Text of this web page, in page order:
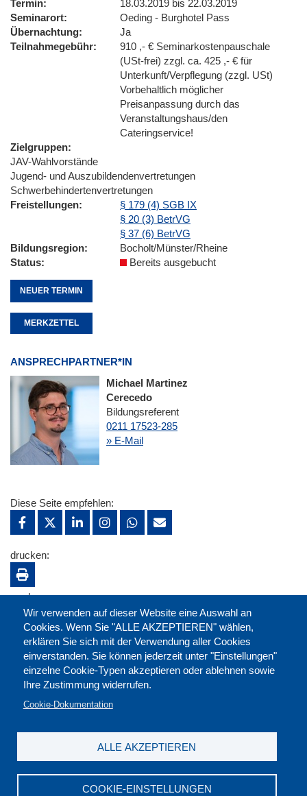
Termin
18.03.2019 bis 22.03.2019
Seminarort
Oeding - Burghotel Pass
Übernachtung
Ja
Teilnahmegebühr
910 ,- € Seminarkostenpauschale
(USt-frei) zzgl. ca. 425 ,- € für
Unterkunft/Verpflegung (zzgl. USt)
Vorbehaltlich möglicher
Preisanpassung durch das
Veranstaltungshaus/den
Cateringservice!
Zielgruppen
JAV-Wahlvorstände
Jugend- und Auszubildendenvertretungen
Schwerbehindertenvertretungen
Freistellungen
§ 179 (4) SGB IX
§ 20 (3) BetrVG
§ 37 (6) BetrVG
Bildungsregion
Bocholt/Münster/Rheine
Status
Bereits ausgebucht
NEUER TERMIN
MERKZETTEL
ANSPRECHPARTNER*IN
Michael Martinez
Cerecedo
Bildungsreferent
0211 17523-285
» E-Mail
Wir verwenden auf dieser Website eine Auswahl an
Cookies. Wenn Sie "ALLE AKZEPTIEREN" wählen,
erklären Sie sich mit der Verwendung aller Cookies
einverstanden. Sie können jederzeit unter "Einstellungen"
einzelne Cookie-Typen akzeptieren oder ablehnen sowie
Ihre Zustimmung widerrufen.
Cookie-Dokumentation
COOKIE-EINSTELLUNGEN
ALLE AKZEPTIEREN
Diese Seite empfehlen:
drucken:
merken: